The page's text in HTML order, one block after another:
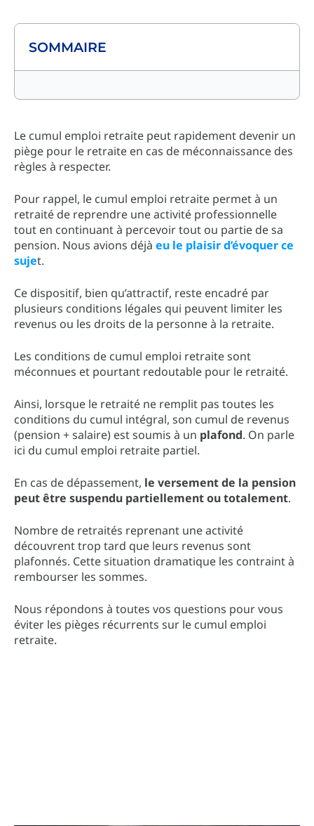
SOMMAIRE
Le cumul emploi retraite peut rapidement devenir un
piège pour le retraite en cas de méconnaissance des
règles à respecter.
Pour rappel, le cumul emploi retraite permet à un
retraité de reprendre une activité professionnelle
tout en continuant à percevoir tout ou partie de sa
pension. Nous avions déjà eu le plaisir d’évoquer ce
sujet.
Ce dispositif, bien qu’attractif, reste encadré par
plusieurs conditions légales qui peuvent limiter les
revenus ou les droits de la personne à la retraite.
Les conditions de cumul emploi retraite sont
méconnues et pourtant redoutable pour le retraité.
Ainsi, lorsque le retraité ne remplit pas toutes les
conditions du cumul intégral, son cumul de revenus
(pension + salaire) est soumis à un plafond. On parle
ici du cumul emploi retraite partiel.
En cas de dépassement, le versement de la pension
peut être suspendu partiellement ou totalement.
Nombre de retraités reprenant une activité
découvrent trop tard que leurs revenus sont
plafonnés. Cette situation dramatique les contraint à
rembourser les sommes.
Nous répondons à toutes vos questions pour vous
éviter les pièges récurrents sur le cumul emploi
retraite.